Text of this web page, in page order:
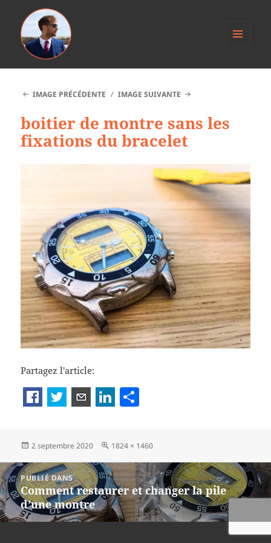
WIDGETS
IMAGE PRÉCÉDENTE IMAGE SUIVANTE
boitier de montre sans les
fixations du bracelet
Partagez l'article:
a
g
er
Publié
2 septembre 2020
Taille
1824 × 1460
Navigation
de
l’article
PUBLIÉ DANS
Comment restaurer et changer la pile
d’une montre